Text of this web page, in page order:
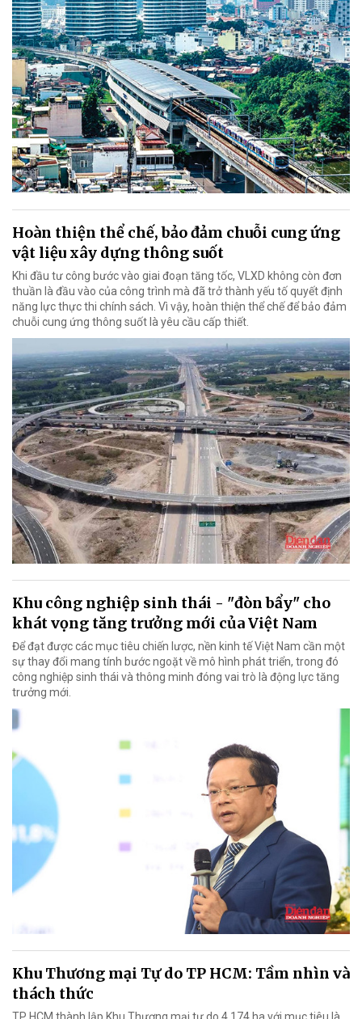
Hoàn thiện thể chế, bảo đảm chuỗi cung ứng
vật liệu xây dựng thông suốt
Khi đầu tư công bước vào giai đoạn tăng tốc, VLXD không còn đơn
thuần là đầu vào của công trình mà đã trở thành yếu tố quyết định
năng lực thực thi chính sách. Vì vậy, hoàn thiện thể chế để bảo đảm
chuỗi cung ứng thông suốt là yêu cầu cấp thiết.
Khu công nghiệp sinh thái - "đòn bẩy" cho
khát vọng tăng trưởng mới của Việt Nam
Để đạt được các mục tiêu chiến lược, nền kinh tế Việt Nam cần một
sự thay đổi mang tính bước ngoặt về mô hình phát triển, trong đó
công nghiệp sinh thái và thông minh đóng vai trò là động lực tăng
trưởng mới.
Khu Thương mại Tự do TP HCM: Tầm nhìn và
thách thức
TP HCM thành lập Khu Thương mại tự do 4.174 ha với mục tiêu là